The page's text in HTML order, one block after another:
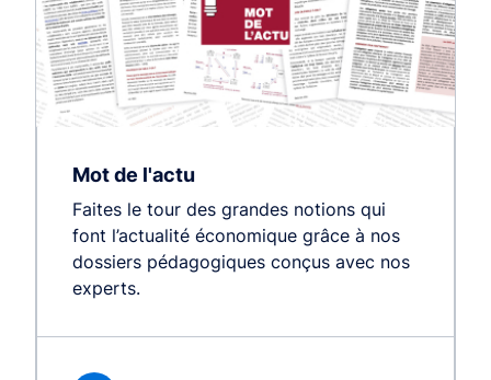
Mot de l'actu
Faites le tour des grandes notions qui
font l’actualité économique grâce à nos
dossiers pédagogiques conçus avec nos
experts.